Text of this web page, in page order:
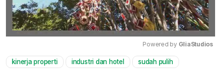
Powered by GliaStudios
kinerja properti industri dan hotel sudah pulih